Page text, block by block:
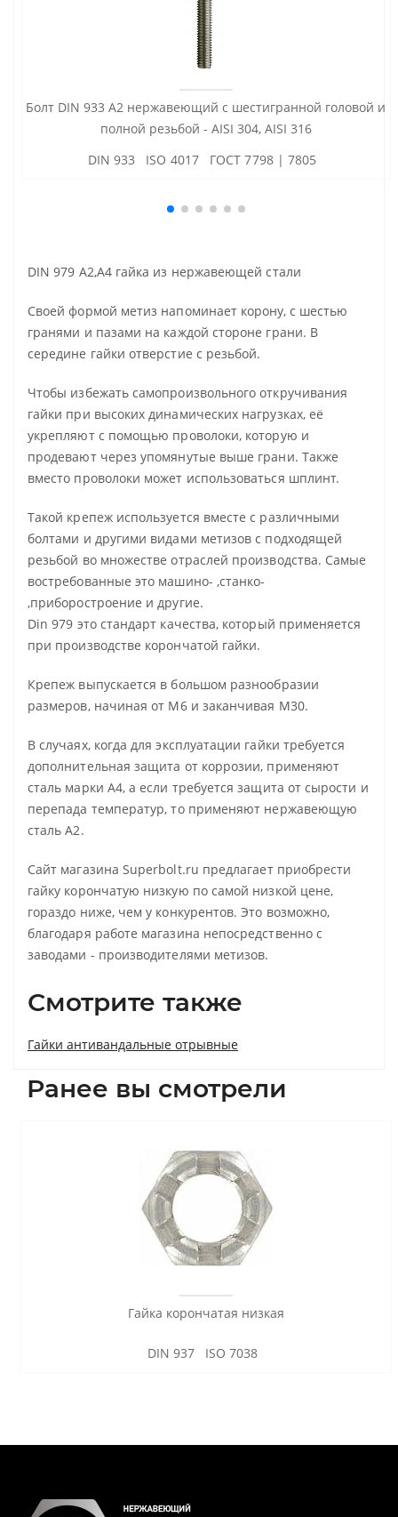
Болт DIN 933 А2 нержавеющий с шестигранной головой и
полной резьбой - AISI 304, AISI 316
DIN 933 ISO 4017 ГОСТ 7798 | 7805
DIN 979 A2,A4 гайка из нержавеющей стали
Своей формой метиз напоминает корону, с шестью
гранями и пазами на каждой стороне грани. В
середине гайки отверстие с резьбой.
Чтобы избежать самопроизвольного откручивания
гайки при высоких динамических нагрузках, её
укрепляют с помощью проволоки, которую и
продевают через упомянутые выше грани. Также
вместо проволоки может использоваться шплинт.
Такой крепеж используется вместе с различными
болтами и другими видами метизов с подходящей
резьбой во множестве отраслей производства. Самые
востребованные это машино- ,станко-
,приборостроение и другие.
Din 979 это стандарт качества, который применяется
при производстве корончатой гайки.
Крепеж выпускается в большом разнообразии
размеров, начиная от М6 и заканчивая М30.
В случаях, когда для эксплуатации гайки требуется
дополнительная защита от коррозии, применяют
сталь марки А4, а если требуется защита от сырости и
перепада температур, то применяют нержавеющую
сталь А2.
Сайт магазина Superbolt.ru предлагает приобрести
гайку корончатую низкую по самой низкой цене,
гораздо ниже, чем у конкурентов. Это возможно,
благодаря работе магазина непосредственно с
заводами - производителями метизов.
Смотрите также
Гайки антивандальные отрывные
Ранее вы смотрели
Гайка корончатая низкая
DIN 937 ISO 7038